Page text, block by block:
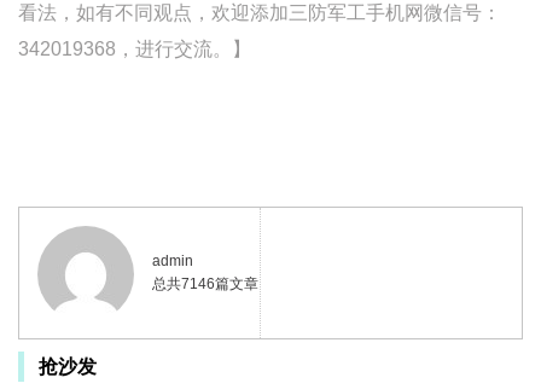
看法，如有不同观点，欢迎添加三防军工手机网微信号：
342019368，进行交流。】
admin
总共7146篇文章
抢沙发